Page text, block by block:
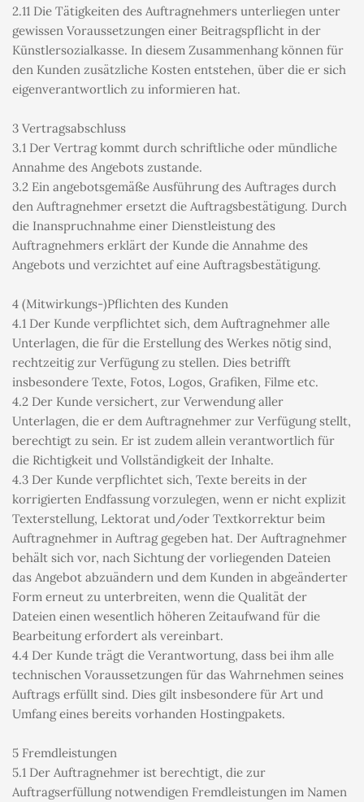
2.11 Die Tätigkeiten des Auftragnehmers unterliegen unter
gewissen Voraussetzungen einer Beitragspflicht in der
Künstlersozialkasse. In diesem Zusammenhang können für
den Kunden zusätzliche Kosten entstehen, über die er sich
eigenverantwortlich zu informieren hat.
3 Vertragsabschluss
3.1 Der Vertrag kommt durch schriftliche oder mündliche
Annahme des Angebots zustande.
3.2 Ein angebotsgemäße Ausführung des Auftrages durch
den Auftragnehmer ersetzt die Auftragsbestätigung. Durch
die Inanspruchnahme einer Dienstleistung des
Auftragnehmers erklärt der Kunde die Annahme des
Angebots und verzichtet auf eine Auftragsbestätigung.
4 (Mitwirkungs-)Pflichten des Kunden
4.1 Der Kunde verpflichtet sich, dem Auftragnehmer alle
Unterlagen, die für die Erstellung des Werkes nötig sind,
rechtzeitig zur Verfügung zu stellen. Dies betrifft
insbesondere Texte, Fotos, Logos, Grafiken, Filme etc.
4.2 Der Kunde versichert, zur Verwendung aller
Unterlagen, die er dem Auftragnehmer zur Verfügung stellt,
berechtigt zu sein. Er ist zudem allein verantwortlich für
die Richtigkeit und Vollständigkeit der Inhalte.
4.3 Der Kunde verpflichtet sich, Texte bereits in der
korrigierten Endfassung vorzulegen, wenn er nicht explizit
Texterstellung, Lektorat und/oder Textkorrektur beim
Auftragnehmer in Auftrag gegeben hat. Der Auftragnehmer
behält sich vor, nach Sichtung der vorliegenden Dateien
das Angebot abzuändern und dem Kunden in abgeänderter
Form erneut zu unterbreiten, wenn die Qualität der
Dateien einen wesentlich höheren Zeitaufwand für die
Bearbeitung erfordert als vereinbart.
4.4 Der Kunde trägt die Verantwortung, dass bei ihm alle
technischen Voraussetzungen für das Wahrnehmen seines
Auftrags erfüllt sind. Dies gilt insbesondere für Art und
Umfang eines bereits vorhanden Hostingpakets.
5 Fremdleistungen
5.1 Der Auftragnehmer ist berechtigt, die zur
Auftragserfüllung notwendigen Fremdleistungen im Namen